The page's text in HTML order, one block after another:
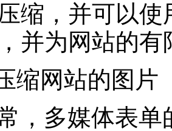
缩，并可以
并为网站的
网站的图片
多媒体表单